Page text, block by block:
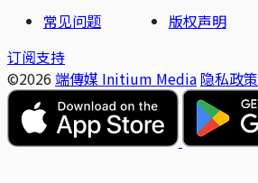
常见问题
版权声明
订阅支持
©2026 端傳媒 Initium Media 隐私政策